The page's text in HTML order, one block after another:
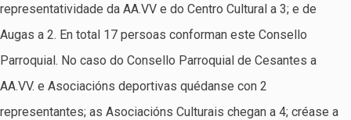
representatividade da AA.VV e do Centro Cultural a 3; e de
Augas a 2. En total 17 persoas conforman este Consello
Parroquial. No caso do Consello Parroquial de Cesantes a
AA.VV. e Asociacións deportivas quédanse con 2
representantes; as Asociacións Culturais chegan a 4; créase a